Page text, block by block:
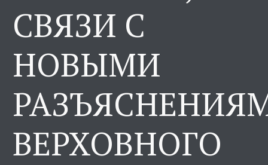
СВЯЗИ С
НОВЫМИ
ВЕРХОВНОГО